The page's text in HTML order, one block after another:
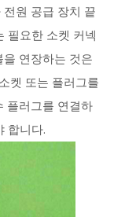
원 공급 장치 끝
필요한 소켓 커넥
연장하는 것은
켓 또는 플러그를
플러그를 연결하
합니다.